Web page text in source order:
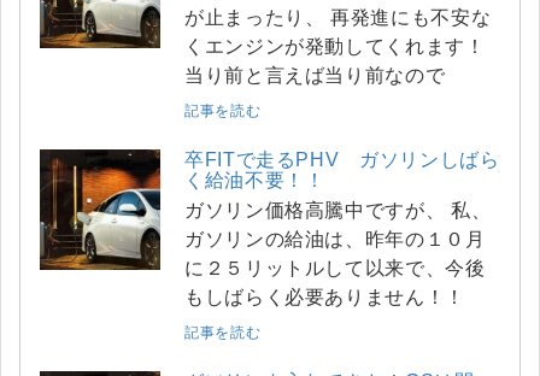
が止まったり、 再発進にも不安な
くエンジンが発動してくれます！
当り前と言えば当り前なので
記事を読む
卒FITで走るPHV ガソリンしばら
く給油不要！！
ガソリン価格高騰中ですが、 私、
ガソリンの給油は、昨年の１０月
に２５リットルして以来で、今後
もしばらく必要ありません！！
記事を読む